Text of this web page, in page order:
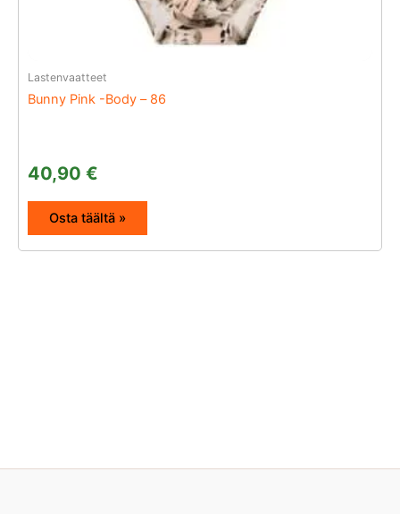
Lastenvaatteet
Bunny Pink -Body – 86
40,90 €
Osta täältä »